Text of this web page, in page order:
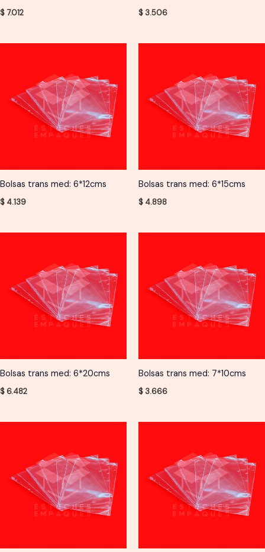
$7.012 $ 3.506
Bolsas trans med: 6*12cms
$ 4.139
Bolsas trans med: 6*15cms
$ 4.898
Bolsas trans med: 6*20cms
$ 6.482
Bolsas trans med: 7*10cms
$ 3.666